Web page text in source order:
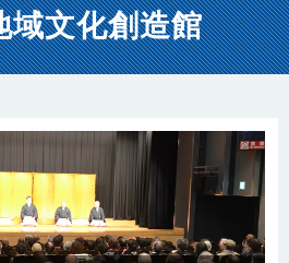
域文化創造館